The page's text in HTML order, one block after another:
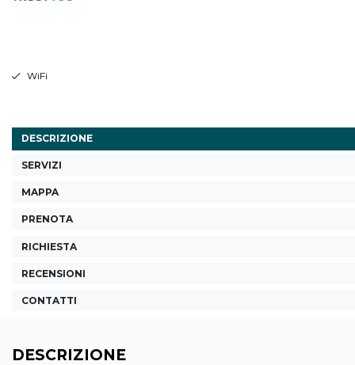
WiFi
DESCRIZIONE
SERVIZI
MAPPA
PRENOTA
RICHIESTA
RECENSIONI
CONTATTI
DESCRIZIONE